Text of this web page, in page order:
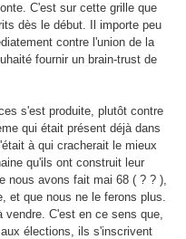
C'est sur cette grille que
dès le début. Il importe peu
contre l'union de la
fournir un brain-trust de
s'est produite, plutôt contre
qui était présent déjà dans
à qui cracherait le mieux
qu'ils ont construit leur
nous avons fait mai 68 ( ? ? ),
et que nous ne le ferons plus.
vendre. C'est en ce sens que,
élections, ils s'inscrivent